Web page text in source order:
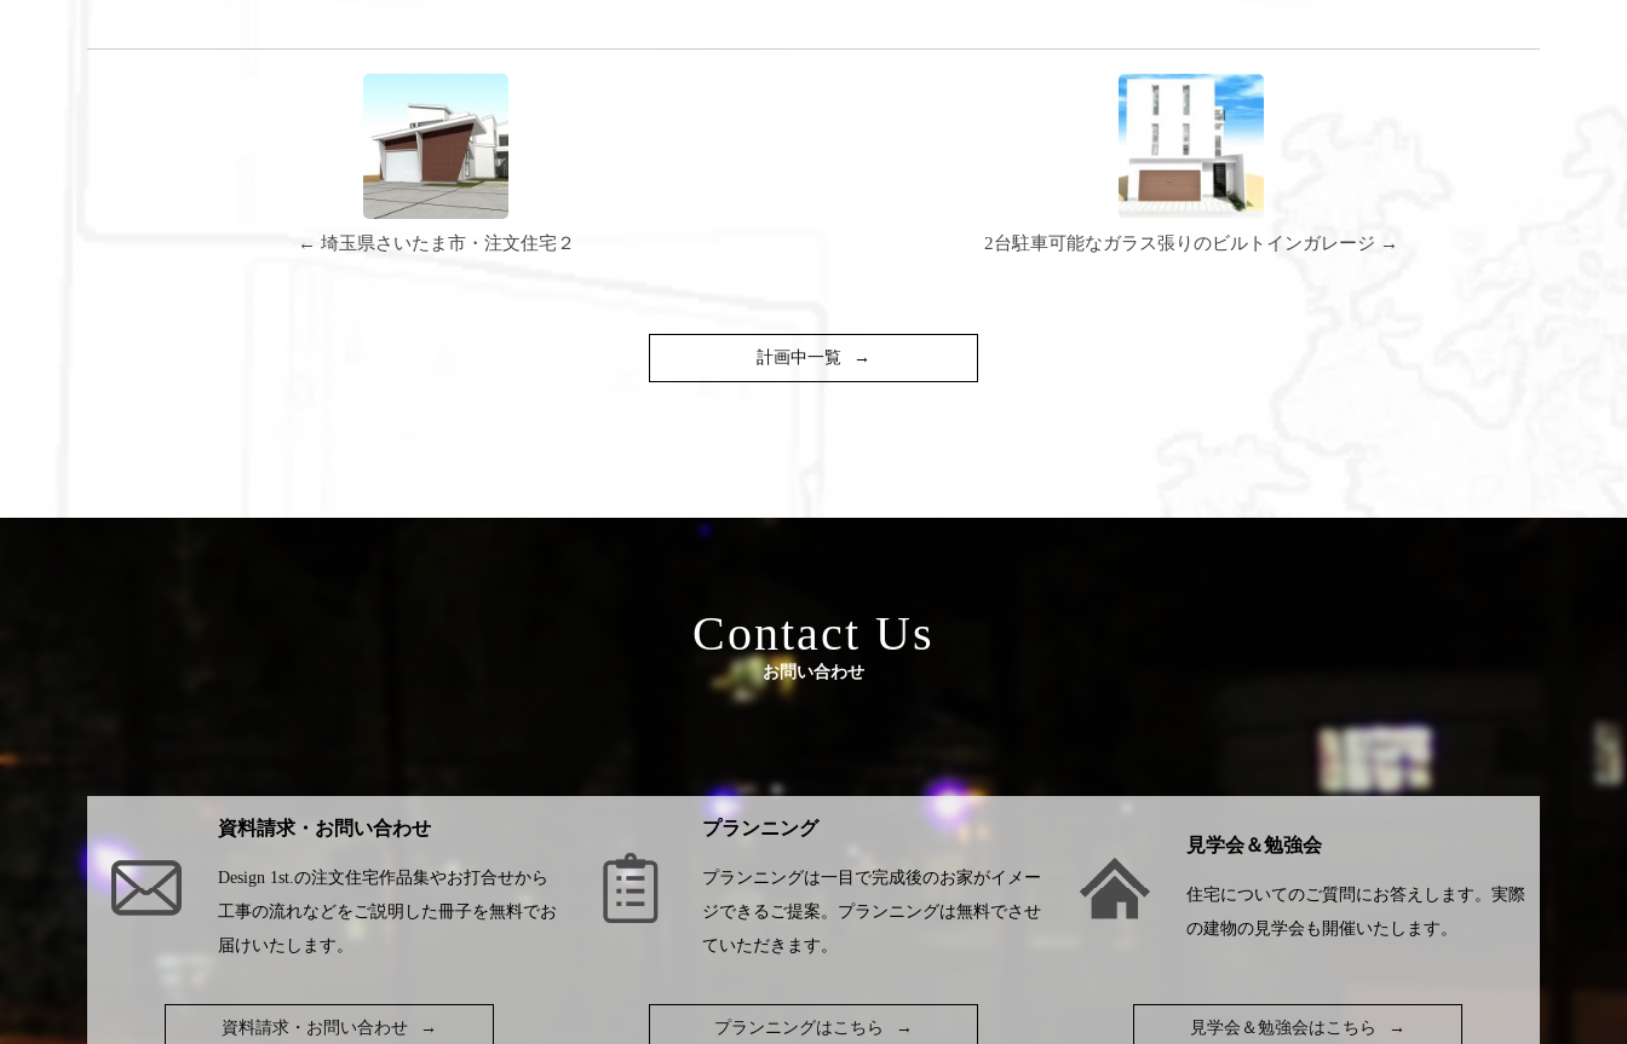
← 埼玉県さいたま市・注文住宅２ 2台駐車可能なガラス張りのビルトインガレージ →
計画中一覧 →
Contact Us
お問い合わせ
資料請求・お問い合わせ
Design 1st.の注文住宅作品集やお打合せから
工事の流れなどをご説明した冊子を無料でお
届けいたします。
資料請求・お問い合わせ →
プランニング
プランニングは一目で完成後のお家がイメー
ジできるご提案。プランニングは無料でさせ
ていただきます。
プランニングはこちら →
見学会＆勉強会
住宅についてのご質問にお答えします。実際
の建物の見学会も開催いたします。
見学会＆勉強会はこちら →